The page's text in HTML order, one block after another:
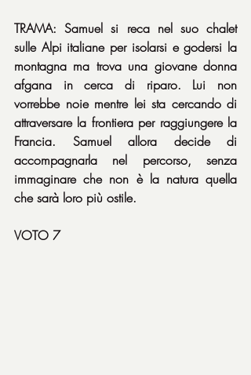
TRAMA: Samuel si reca nel suo chalet
sulle Alpi italiane per isolarsi e godersi la
montagna ma trova una giovane donna
afgana in cerca di riparo. Lui non
vorrebbe noie mentre lei sta cercando di
attraversare la frontiera per raggiungere la
Francia. Samuel allora decide di
accompagnarla nel percorso, senza
immaginare che non è la natura quella
che sarà loro più ostile.
VOTO 7